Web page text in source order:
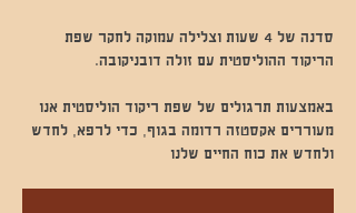
סדנה של 4 שעות וצלילה עמוקה לחקר שפת
באמצעות תרגולים של שפת ריקוד הוליסטית אנו
מעוררים אקסטזה רדומה בגוף, כדי לרפא, לחדש
ולחדש את כוח החיים שלנו